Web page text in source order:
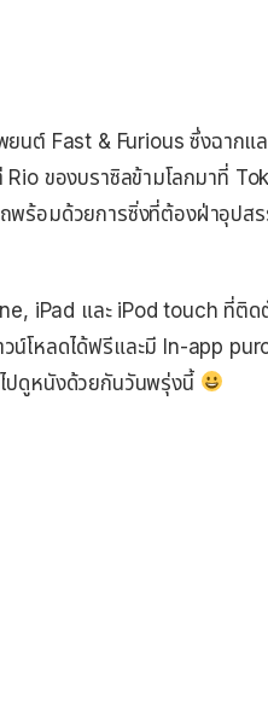
ยนต์ Fast & Furious ซึ่งฉากแ
ของบราซิลข้ามโลกมาที่
พร้อมด้วยการซิ่งที่ต้องฝ่าอุปส
iPad และ iPod touch ที่ติ
น์โหลดได้ฟรีและมี In-app
ปดูหนังด้วยกันวันพรุ่งนี้